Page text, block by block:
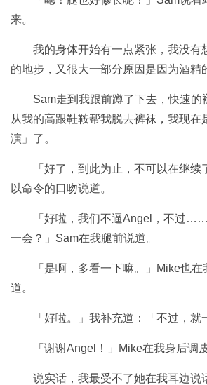
来。
我的身体开始有一点紧张，我没有
的地步，又很大一部分原因是因为酒精
Sam走到我跟前蹲了下去，快速的
从我的高跟鞋鞍帮我脱去裤袜，我现在
演」了。
「好了，到此为止，不可以在继续
以命令的口吻说道。
「好啦，我们不逼Angel，不过
一会？」Sam在我腿前说道。
「是啊，多看一下嘛。」Mike也
道。
「好啦。」我补充道：「不过，就
「谢谢Angel！」Mike在我身后调
说实话，我最受不了她在我耳边说